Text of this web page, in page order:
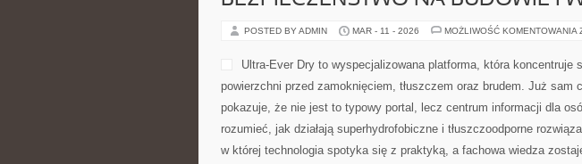
POSTED BY ADMIN MAR - 11 - 2026 MOŻLIWOŚĆ KOMENTOWANIA
Ultra-Ever Dry to wyspecjalizowana platforma, która koncentruje
powierzchni przed zamoknięciem, tłuszczem oraz brudem. Już sam
pokazuje, że nie jest to typowy portal, lecz centrum informacji dla
rozumieć, jak działają superhydrofobiczne i tłuszczoodporne
w której technologia spotyka się z praktyką, a fachowa wiedza